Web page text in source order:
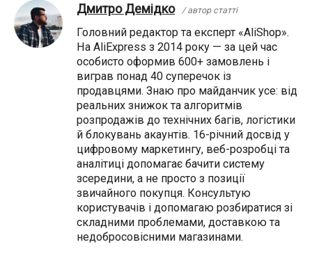
Дмитро Демідко / автор статті
Головний редактор та експерт «AliShop».
На AliExpress з 2014 року — за цей час
особисто оформив 600+ замовлень і
виграв понад 40 суперечок із
продавцями. Знаю про майданчик усе: від
реальних знижок та алгоритмів
розпродажів до технічних багів, логістики
й блокувань акаунтів. 16-річний досвід у
цифровому маркетингу, веб-розробці та
аналітиці допомагає бачити систему
зсередини, а не просто з позиції
звичайного покупця. Консультую
користувачів і допомагаю розбиратися зі
складними проблемами, доставкою та
недобросовісними магазинами.